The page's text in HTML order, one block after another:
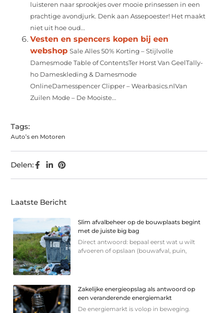
luisteren naar sprookjes over mooie prinsessen in een
prachtige avondjurk. Denk aan Assepoester! Het maakt
niet uit hoe oud...
Vesten en spencers kopen bij een
webshop Sale Alles 50% Korting – Stijlvolle
Damesmode Table of ContentsTer Horst Van GeelTally-
ho Dameskleding & Damesmode
OnlineDamesspencer Clipper – Wearbasics.nlVan
Zuilen Mode – De Mooiste...
Tags:
Auto’s en Motoren
Delen:
Laatste Bericht
Slim afvalbeheer op de bouwplaats begint
met de juiste big bag
Direct antwoord: bepaal eerst wat u wilt
afvoeren of opslaan (bouwafval, puin,
Zakelijke energieopslag als antwoord op
een veranderende energiemarkt
De energiemarkt is volop in beweging.